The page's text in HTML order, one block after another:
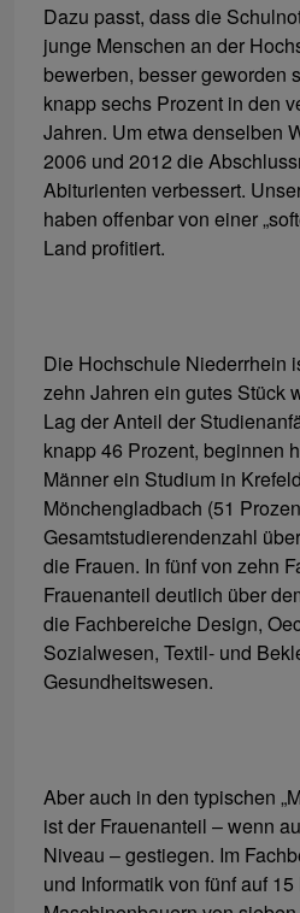
Dazu passt, dass die
junge Menschen an der
bewerben, besser geworden
knapp sechs Prozent in den
Jahren. Um etwa denselben
2006 und 2012 die
Abiturienten verbessert.
haben offenbar von einer
Land profitiert.
Die Hochschule Niederrhein
zehn Jahren ein gutes Stück
Lag der Anteil der
knapp 46 Prozent, beginnen
Männer ein Studium in
Mönchengladbach (51
Gesamtstudierendenzahl
die Frauen. In fünf von zehn
Frauenanteil deutlich über
die Fachbereiche Design,
Sozialwesen, Textil- und
Gesundheitswesen.
Aber auch in den typischen
ist der Frauenanteil – wenn
Niveau – gestiegen. Im
und Informatik von fünf auf